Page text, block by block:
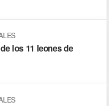
los 11 leones de